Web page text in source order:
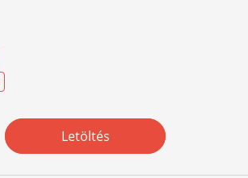
Letöltés